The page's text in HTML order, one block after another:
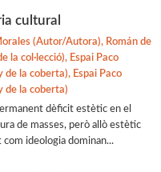
cultural
(Autor/Autora), Román de
la col·lecció), Espai Paco
de la coberta), Espai Paco
de la coberta)
dèficit estètic en el
de masses, però allò estètic
ideologia dominan...